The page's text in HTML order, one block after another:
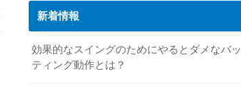
新着情報
効果的なスイングのためにやるとダメなバッ
ティング動作とは？